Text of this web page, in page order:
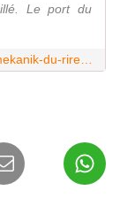
Le port du